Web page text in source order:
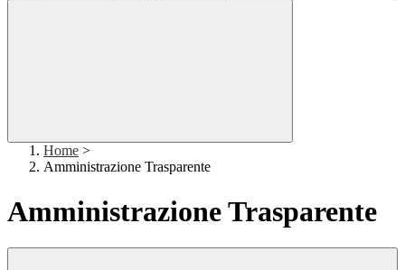
Home >
Amministrazione Trasparente
Amministrazione Trasparente